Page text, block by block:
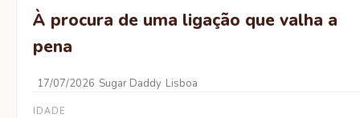
À procura de uma ligação que valha a
pena
17/07/2026 Sugar Daddy Lisboa
IDADE